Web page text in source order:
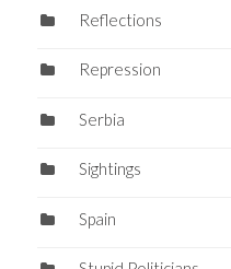
Reflections
Repression
Serbia
Sightings
Spain